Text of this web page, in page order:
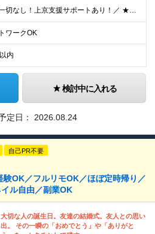
＼転勤一切なし！上京支援サポートあり！／ ★リモートワークも可！／希望を考慮★ 全国、⼀都三県、関東、中部、関⻄、中国、九州など多数 【本社】東京都新宿区新宿1-19-10 サンモールクレスト5F
ワークOK
内
検討中に入れる
定日： 2026.08.24
自己PR不要
OK／フルリモOK／ほぼ定時帰り／
ル自由／副業OK
大切な人の誕生日。友達の結婚式。友人との思い
出。 その一瞬の「おめでとう」や「ありがと